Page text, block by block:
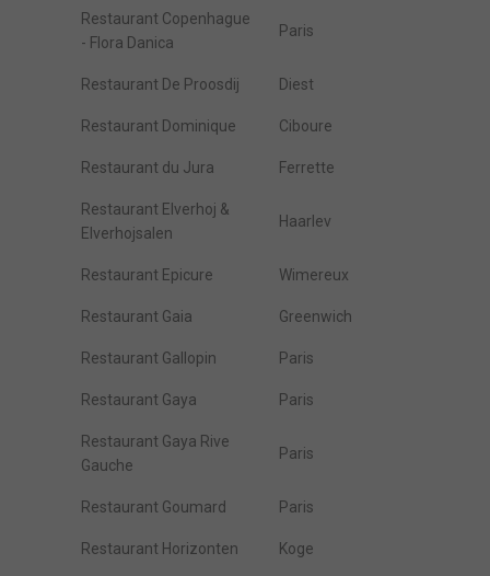
Restaurant Copenhague
- Flora Danica
Paris
Restaurant De Proosdij Diest
Restaurant Dominique Ciboure
Restaurant du Jura Ferrette
Restaurant Elverhoj &
Elverhojsalen
Haarlev
Restaurant Epicure Wimereux
Restaurant Gaia Greenwich
Restaurant Gallopin Paris
Restaurant Gaya Paris
Restaurant Gaya Rive
Gauche
Paris
Restaurant Goumard Paris
Restaurant Horizonten Koge